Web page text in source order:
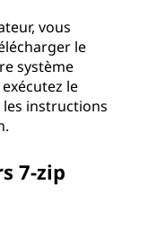
vous
le
système
le
les instructions
7-zip